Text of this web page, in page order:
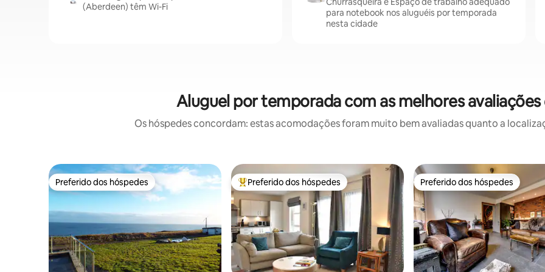
(Aberdeen) têm Wi-Fi
para notebook nos aluguéis por temporada
nesta cidade
Aluguel por temporada com as melhores
Os hóspedes concordam: estas acomodações foram muito bem avaliadas quanto a
Preferido dos hóspedes
Preferido dos hóspedes Entre os melhores preferidos dos hóspedes
Preferido dos hóspedes Preferido dos hóspedes
Preferido dos hóspedes